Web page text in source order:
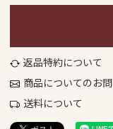
返品特約について
商品についてのお
送料について